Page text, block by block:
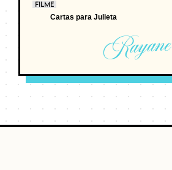
FILME
Cartas para Julieta
Rayane